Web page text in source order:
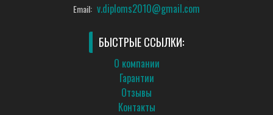
Email: v.diploms2010@gmail.com
БЫСТРЫЕ ССЫЛКИ:
О компании
Гарантии
Отзывы
Контакты